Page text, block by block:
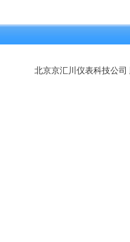
北京京汇川仪表科技公司